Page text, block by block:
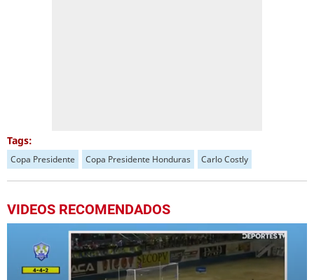
Tags:
Copa Presidente Copa Presidente Honduras Carlo Costly
VIDEOS RECOMENDADOS